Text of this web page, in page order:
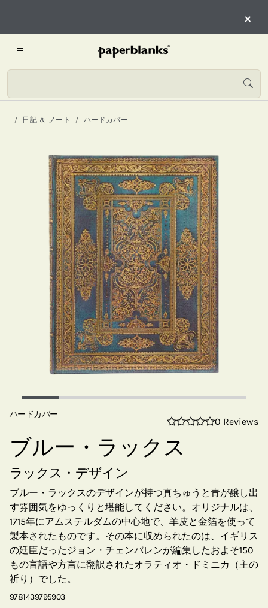
×
日記 & ノート ハードカバー
ハードカバー
0 Reviews
ブルー・ラックス
ラックス・デザイン
ブルー・ラックスのデザインが持つ真ちゅうと青が醸し出
す雰囲気をゆっくりと堪能してください。オリジナルは、
1715年にアムステルダムの中心地で、羊皮と金箔を使って
製本されたものです。その本に収められたのは、イギリス
の廷臣だったジョン・チェンバレンが編集したおよそ150
もの言語や方言に翻訳されたオラティオ・ドミニカ（主の
祈り）でした。
9781439795903